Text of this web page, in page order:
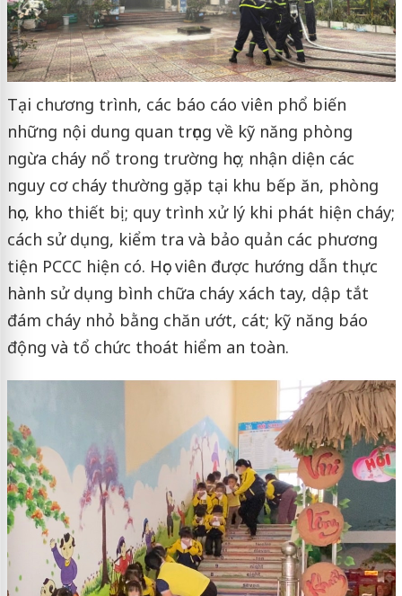
Tại chương trình, các báo cáo viên phổ biến
những nội dung quan trọng về kỹ năng phòng
ngừa cháy nổ trong trường học; nhận diện các
nguy cơ cháy thường gặp tại khu bếp ăn, phòng
học, kho thiết bị; quy trình xử lý khi phát hiện cháy;
cách sử dụng, kiểm tra và bảo quản các phương
tiện PCCC hiện có. Học viên được hướng dẫn thực
hành sử dụng bình chữa cháy xách tay, dập tắt
đám cháy nhỏ bằng chăn ướt, cát; kỹ năng báo
động và tổ chức thoát hiểm an toàn.